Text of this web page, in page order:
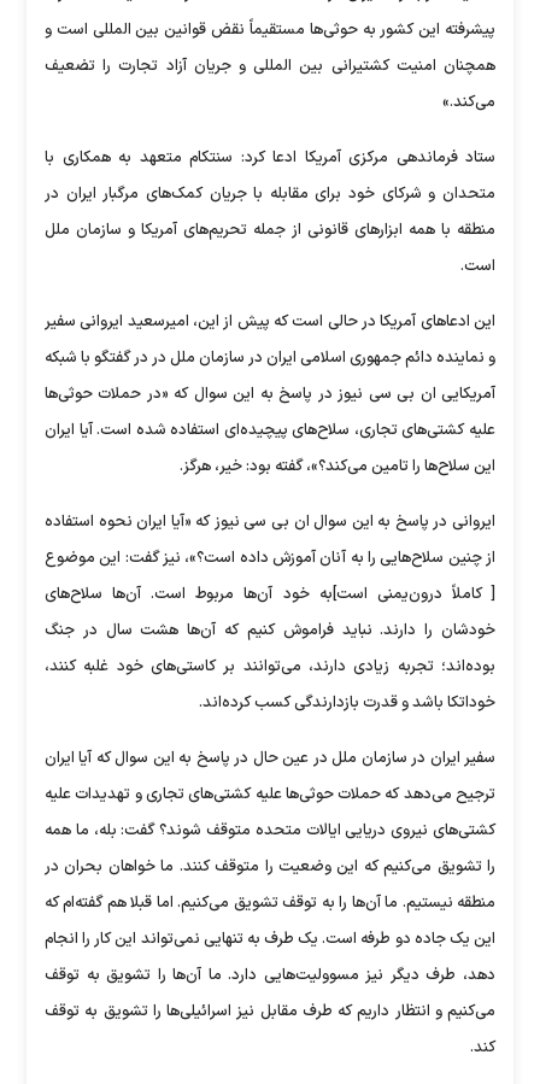
پیشرفته این کشور به حوثی‌ها مستقیماً نقض قوانین بین المللی است و
همچنان امنیت کشتیرانی بین المللی و جریان آزاد تجارت را تضعیف
می‌کند.»
ستاد فرماندهی مرکزی آمریکا ادعا کرد: سنتکام متعهد به همکاری با
متحدان و شرکای خود برای مقابله با جریان کمک‌های مرگبار ایران در
منطقه با همه ابزار‌های قانونی از جمله تحریم‌های آمریکا و سازمان ملل
است.
این ادعا‌های آمریکا در حالی است که پیش از این، امیرسعید ایروانی سفیر
و نماینده دائم جمهوری اسلامی ایران در سازمان ملل در در گفتگو با شبکه
آمریکایی ان بی سی نیوز در پاسخ به این سوال که «در حملات حوثی‌ها
علیه کشتی‌های تجاری، سلاح‌های پیچیده‌ای استفاده شده است. آیا ایران
این سلاح‌ها را تامین می‌کند؟»، گفته بود: خیر، هرگز.
ایروانی در پاسخ به این سوال ان بی سی نیوز که «آیا ایران نحوه استفاده
از چنین سلاح‌هایی را به آنان آموزش داده است؟»، نیز گفت: این موضوع
[ کاملاً درون‌یمنی است]به خود آن‌ها مربوط است. آن‌ها سلاح‌های
خودشان را دارند. نباید فراموش کنیم که آن‌ها هشت سال در جنگ
بوده‌اند؛ تجربه زیادی دارند، می‌توانند بر کاستی‌های خود غلبه کنند،
خوداتکا باشد و قدرت بازدارندگی کسب کرده‌اند.
سفیر ایران در سازمان ملل در عین حال در پاسخ به این سوال که آیا ایران
ترجیح می‌دهد که حملات حوثی‌ها علیه کشتی‌های تجاری و تهدیدات علیه
کشتی‌های نیروی دریایی ایالات متحده متوقف شوند؟ گفت: بله، ما همه
را تشویق می‌کنیم که این وضعیت را متوقف کنند. ما خواهان بحران در
منطقه نیستیم. ما آن‌ها را به توقف تشویق می‌کنیم. اما قبلا هم گفته‌ام که
این یک جاده دو طرفه است. یک طرف به تنهایی نمی‌تواند این کار را انجام
دهد، طرف دیگر نیز مسوولیت‌هایی دارد. ما آن‌ها را تشویق به توقف
می‌کنیم و انتظار داریم که طرف مقابل نیز اسرائیلی‌ها را تشویق به توقف
کند.